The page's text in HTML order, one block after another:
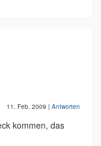
11. Feb. 2009 | Antworten
kommen, das